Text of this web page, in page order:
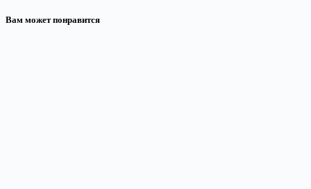
Вам может понравится